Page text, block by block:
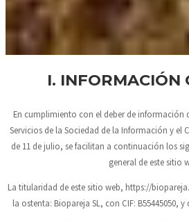
I. INFORMACIÓN
En cumplimiento con el deber de información
Servicios de la Sociedad de la Información y el
de 11 de julio, se facilitan a continuación los
general de este sitio
La titularidad de este sitio web, https://
la ostenta: Biopareja SL , con CIF: B55445050, y